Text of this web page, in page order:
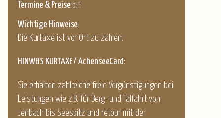
Termine & Preise p.P.
Wichtige Hinweise
Die Kurtaxe ist vor Ort zu zahlen.
HINWEIS KURTAXE / AchenseeCard:
Sie erhalten zahlreiche freie Vergünstigungen bei
Leistungen wie z.B. für Berg- und Talfahrt von
Jenbach bis Seespitz und retour mit der